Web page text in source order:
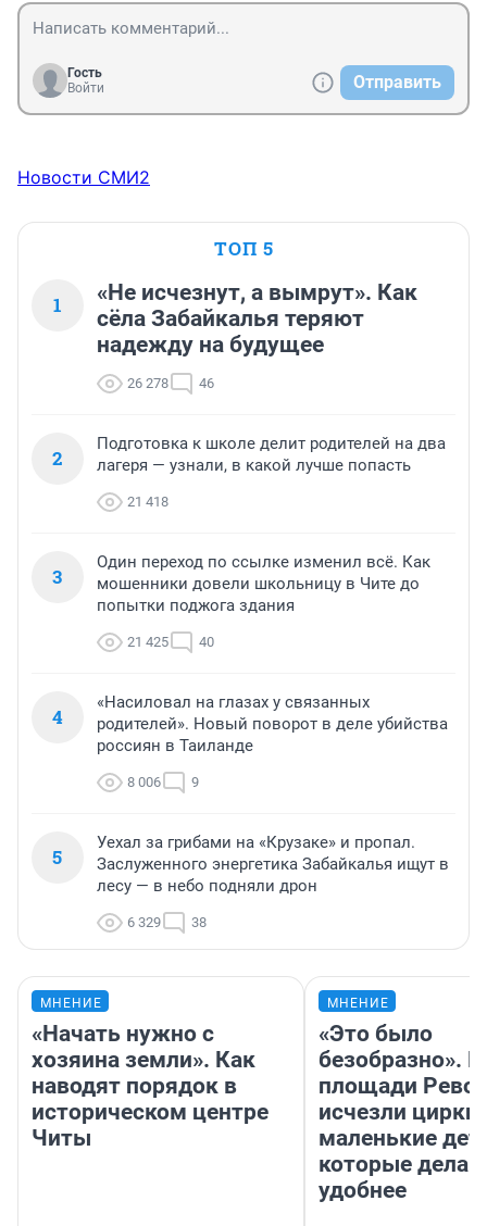
Гость
Войти
Отправить
Новости СМИ2
ТОП 5
1
«Не исчезнут, а вымрут». Как
сёла Забайкалья теряют
надежду на будущее
26 278 46
2
Подготовка к школе делит родителей на два
лагеря — узнали, в какой лучше попасть
21 418
3
Один переход по ссылке изменил всё. Как
мошенники довели школьницу в Чите до
попытки поджога здания
21 425 40
4
«Насиловал на глазах у связанных
родителей». Новый поворот в деле убийства
россиян в Таиланде
8 006 9
5
Уехал за грибами на «Крузаке» и пропал.
Заслуженного энергетика Забайкалья ищут в
лесу — в небо подняли дрон
6 329 38
МНЕНИЕ
«Начать нужно с
хозяина земли». Как
наводят порядок в
историческом центре
Читы
МНЕНИЕ
«Это было
безобразно».
площади
исчезли цирки
маленькие
которые
удобнее